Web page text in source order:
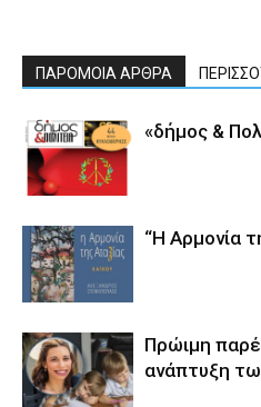
ΠΑΡΟΜΟΙΑ ΑΡΘΡΑ
«δήμος &
“Η Αρμονία
Πρώιμη
ανάπτυξη